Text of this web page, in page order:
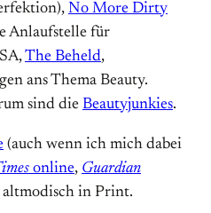
No More Dirty
Anlaufstelle für
The Beheld,
ans Thema Beauty.
sind die Beautyjunkies.
(auch wenn ich mich dabei
online, Guardian
altmodisch in Print.